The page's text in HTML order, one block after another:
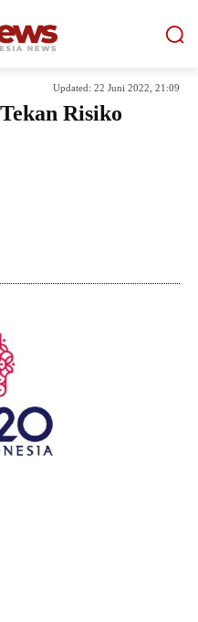
Updated: 22 Juni 2022, 21:09
Risiko